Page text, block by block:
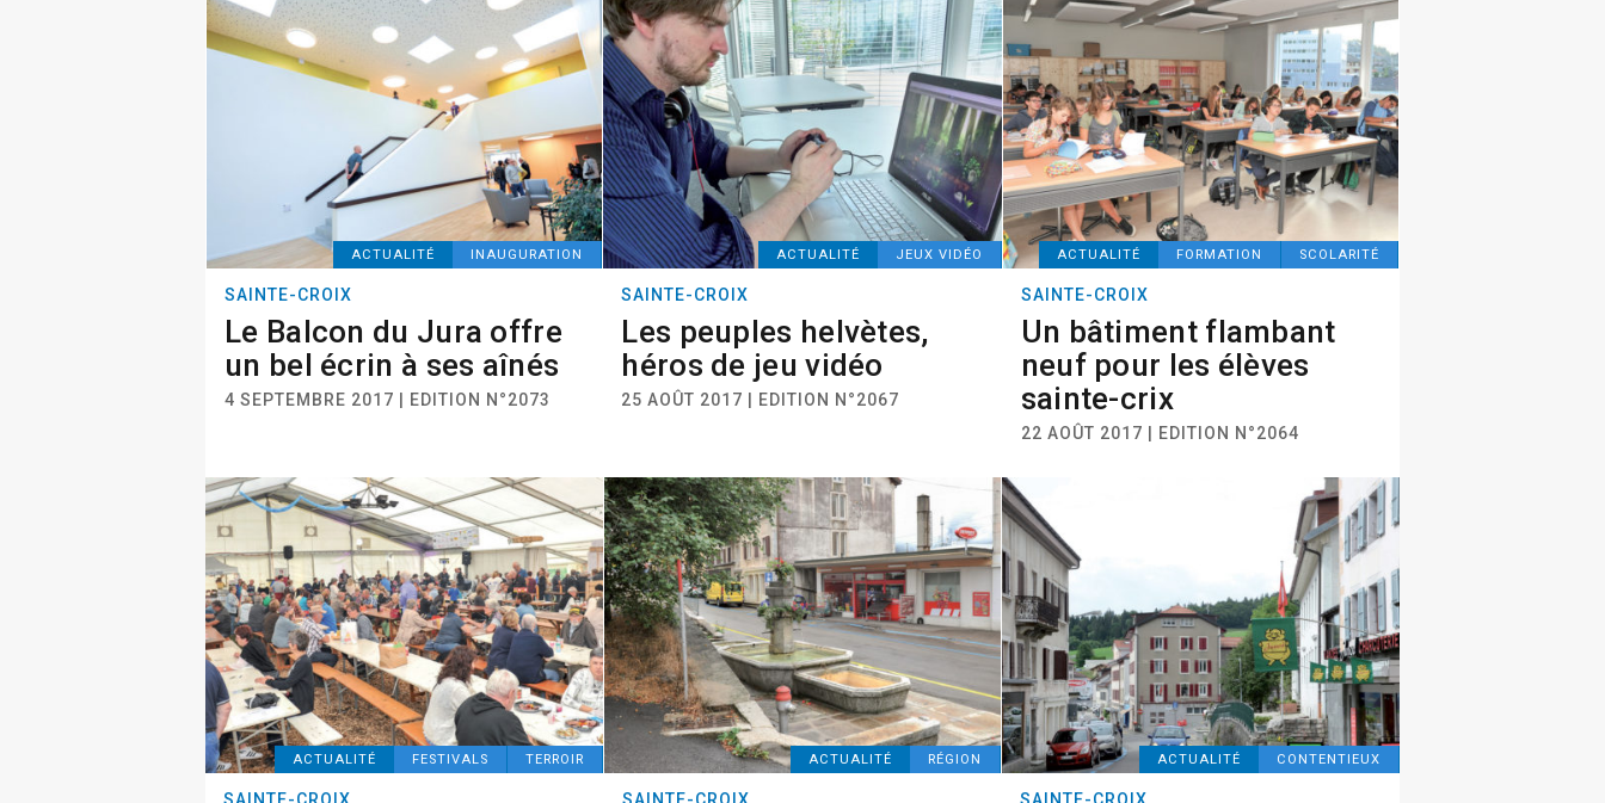
ACTUALITÉ INAUGURATION
SAINTE-CROIX
Le Balcon du Jura offre
un bel écrin à ses aînés
4 SEPTEMBRE 2017 | EDITION N°2073
ACTUALITÉ JEUX VIDÉO
SAINTE-CROIX
Les peuples helvètes,
héros de jeu vidéo
25 AOÛT 2017 | EDITION N°2067
ACTUALITÉ FORMATION SCOLARITÉ
SAINTE-CROIX
Un bâtiment flambant
neuf pour les élèves
sainte-crix
22 AOÛT 2017 | EDITION N°2064
ACTUALITÉ FESTIVALS TERROIR ACTUALITÉ RÉGION ACTUALITÉ CONTENTIEUX